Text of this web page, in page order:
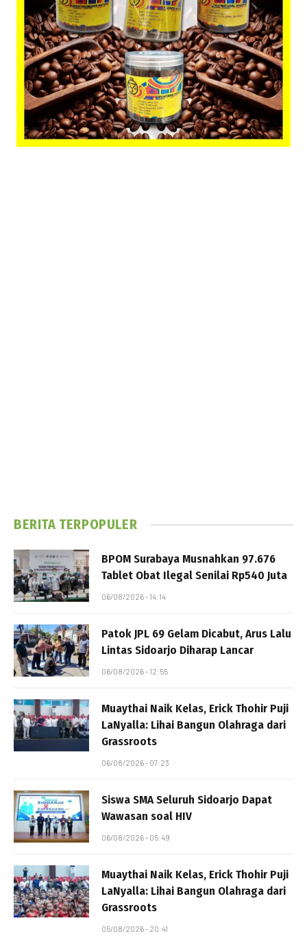
BERITA TERPOPULER
BPOM Surabaya Musnahkan 97.676
Tablet Obat Ilegal Senilai Rp540 Juta
06/08/2026 - 14:14
Patok JPL 69 Gelam Dicabut, Arus Lalu
Lintas Sidoarjo Diharap Lancar
06/08/2026 - 12:55
Muaythai Naik Kelas, Erick Thohir Puji
LaNyalla: Lihai Bangun Olahraga dari
Grassroots
06/08/2026 - 07:23
Siswa SMA Seluruh Sidoarjo Dapat
Wawasan soal HIV
06/08/2026 - 05:49
Muaythai Naik Kelas, Erick Thohir Puji
LaNyalla: Lihai Bangun Olahraga dari
Grassroots
05/08/2026 - 20:41